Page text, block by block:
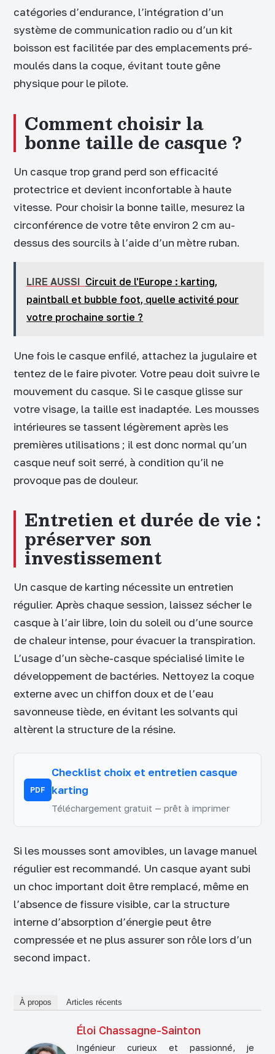
catégories d’endurance, l’intégration d’un
système de communication radio ou d’un kit
boisson est facilitée par des emplacements pré-
moulés dans la coque, évitant toute gêne
physique pour le pilote.
Comment choisir la
bonne taille de casque ?
Un casque trop grand perd son efficacité
protectrice et devient inconfortable à haute
vitesse. Pour choisir la bonne taille, mesurez la
circonférence de votre tête environ 2 cm au-
dessus des sourcils à l’aide d’un mètre ruban.
LIRE AUSSI Circuit de l'Europe : karting,
paintball et bubble foot, quelle activité pour
votre prochaine sortie ?
Une fois le casque enfilé, attachez la jugulaire et
tentez de le faire pivoter. Votre peau doit suivre le
mouvement du casque. Si le casque glisse sur
votre visage, la taille est inadaptée. Les mousses
intérieures se tassent légèrement après les
premières utilisations ; il est donc normal qu’un
casque neuf soit serré, à condition qu’il ne
provoque pas de douleur.
Entretien et durée de vie :
préserver son
investissement
Un casque de karting nécessite un entretien
régulier. Après chaque session, laissez sécher le
casque à l’air libre, loin du soleil ou d’une source
de chaleur intense, pour évacuer la transpiration.
L’usage d’un sèche-casque spécialisé limite le
développement de bactéries. Nettoyez la coque
externe avec un chiffon doux et de l’eau
savonneuse tiède, en évitant les solvants qui
altèrent la structure de la résine.
PDF
Checklist choix et entretien casque
karting
Téléchargement gratuit — prêt à imprimer
Si les mousses sont amovibles, un lavage manuel
régulier est recommandé. Un casque ayant subi
un choc important doit être remplacé, même en
l’absence de fissure visible, car la structure
interne d’absorption d’énergie peut être
compressée et ne plus assurer son rôle lors d’un
second impact.
À propos Articles récents
Éloi Chassagne-Sainton
Ingénieur curieux et passionné, je